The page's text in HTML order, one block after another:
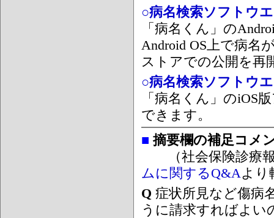
○病名検索ソフトウ
「病名くん」の
Android OS上で病名
ストアでの公開を再
○病名検索ソフトウ
「病名くん」のiOS
できます。
■ 摘要欄の補足コメ
（社会保険診療報
ムに関するQ&Aより
Q 症状所見など傷病
うに請求すればよい